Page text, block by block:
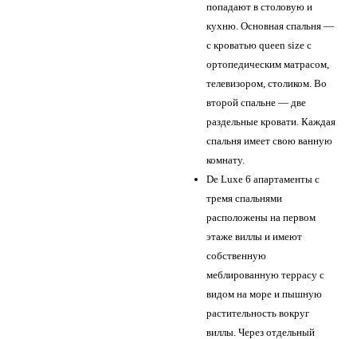
попадают в столовую и
кухню. Основная спальня —
с кроватью queen size с
ортопедическим матрасом,
телевизором, столиком. Во
второй спальне — две
раздельные кровати. Каждая
спальня имеет свою ванную
комнату.
De Luxe 6 апартаменты с
тремя спальнями
расположены на первом
этаже виллы и имеют
собственную
меблированную террасу с
видом на море и пышную
растительность вокруг
виллы. Через отдельный